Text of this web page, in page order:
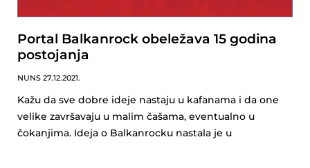
Portal Balkanrock obeležava 15 godina
postojanja
NUNS 27.12.2021.
Kažu da sve dobre ideje nastaju u kafanama i da one
velike završavaju u malim čašama, eventualno u
čokanjima. Ideja o Balkanrocku nastala je u